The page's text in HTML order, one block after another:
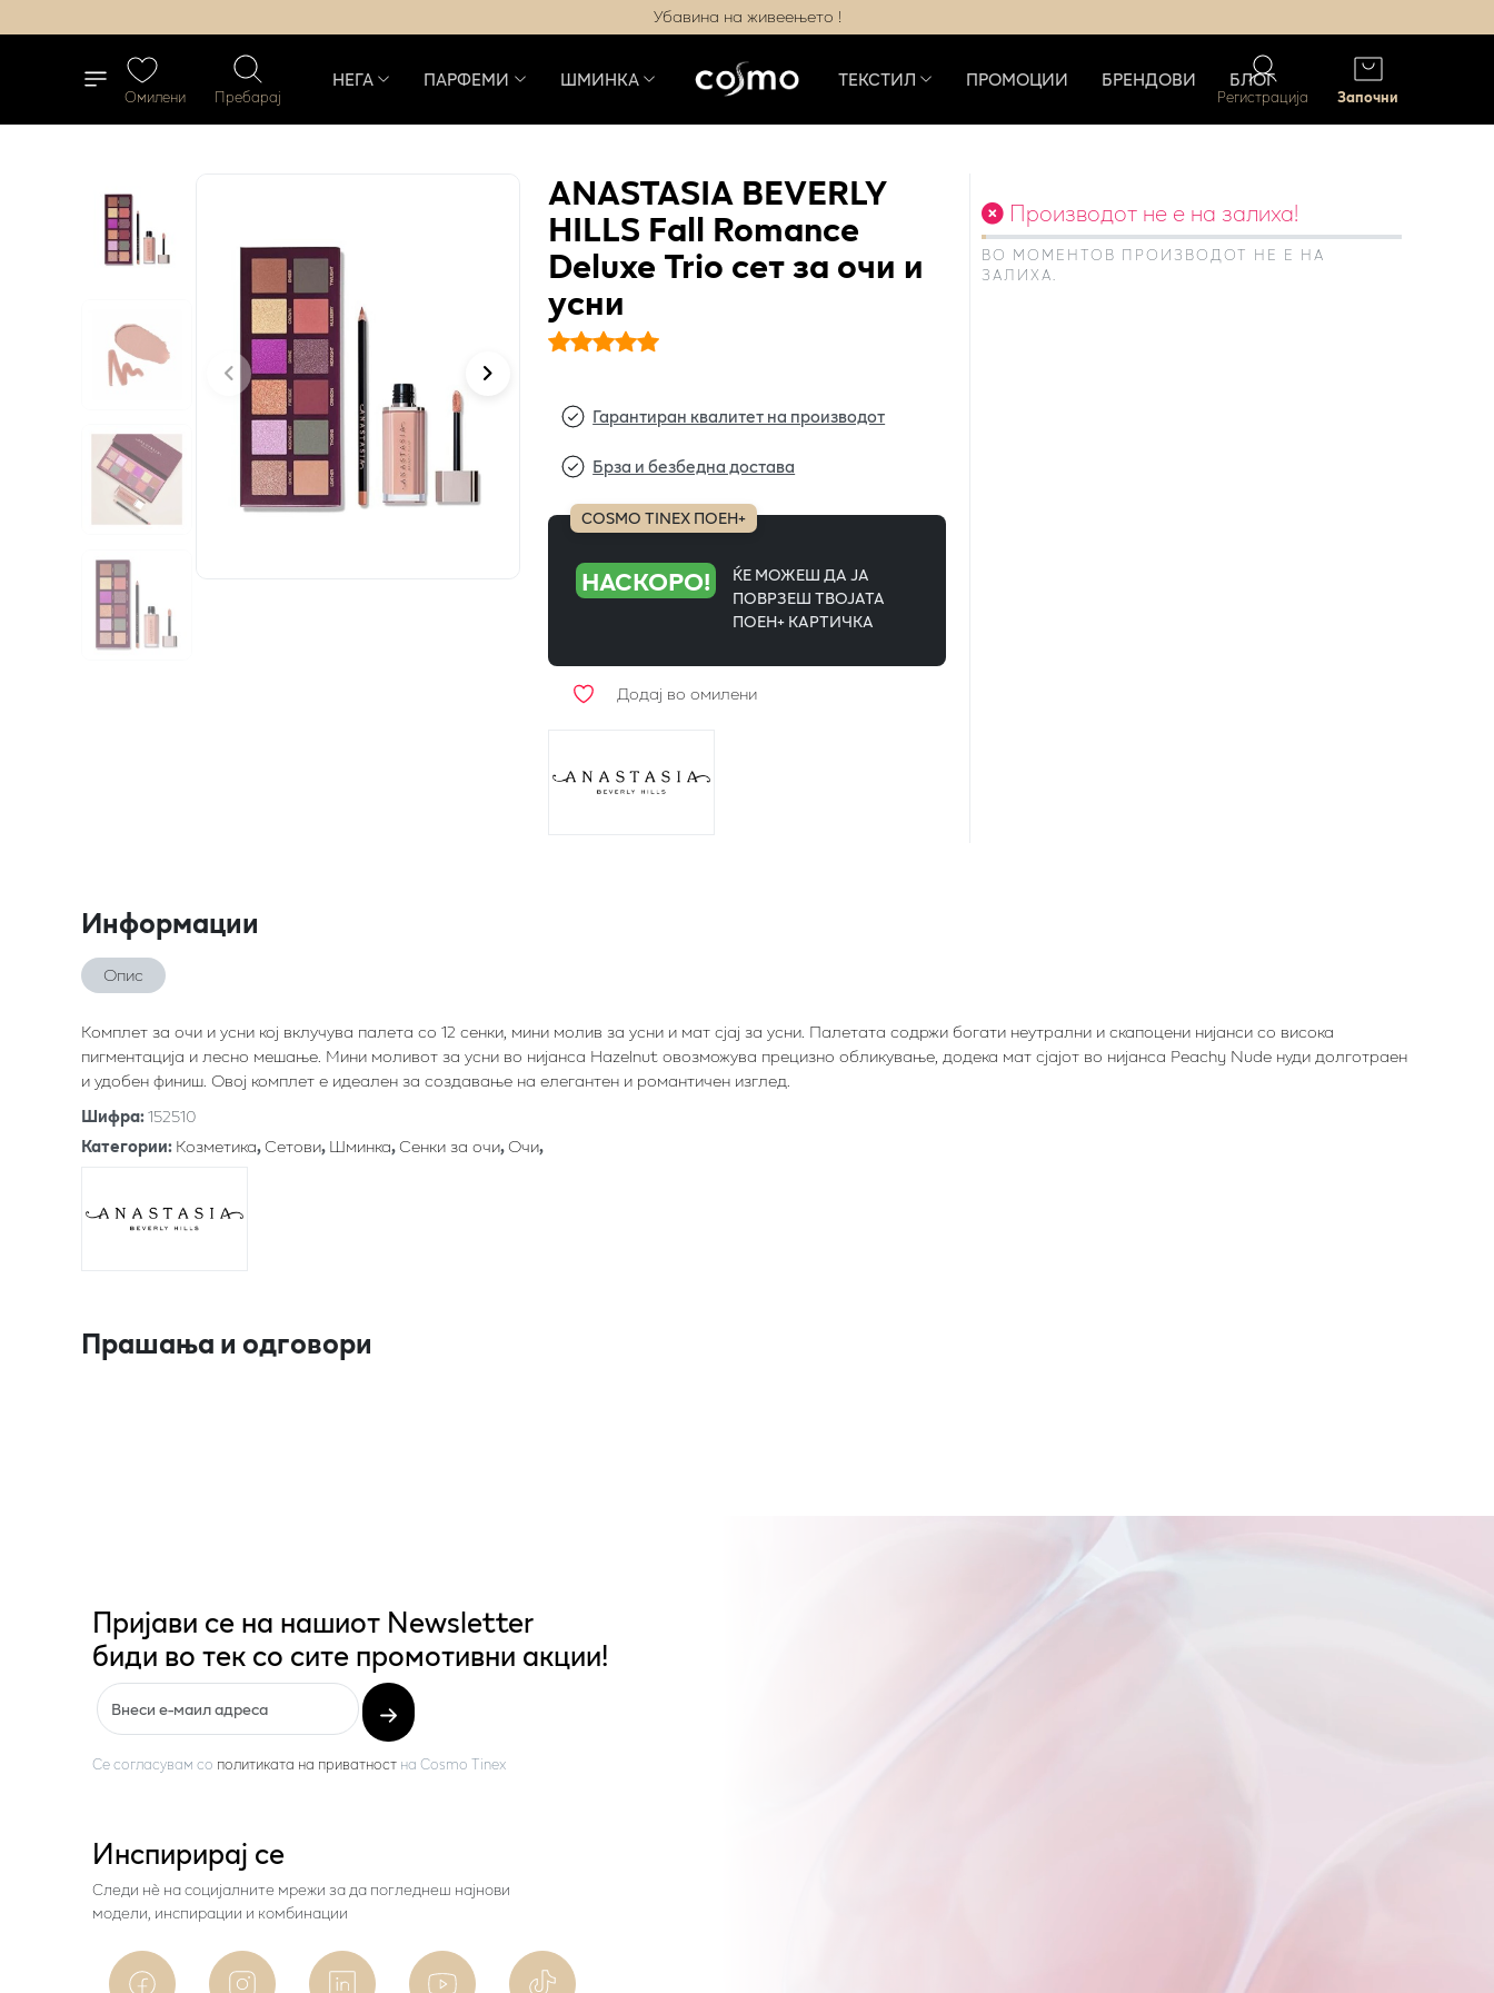
Убавина на живеењето !
Омилени Пребарај
НЕГА ПАРФЕМИ ШМИНКА ТЕКСТИЛ ПРОМОЦИИ БРЕНДОВИ БЛОГ
Регистрација Започни
ANASTASIA BEVERLY
HILLS Fall Romance
Deluxe Trio сет за очи и
усни
Гарантиран квалитет на производот
Брза и безбедна достава
COSMO TINEX ПОЕН+
НАСКОРО!
ЌЕ МОЖЕШ ДА ЈА
ПОВРЗЕШ ТВОЈАТА
ПОЕН+ КАРТИЧКА
Додај во омилени
Производот не е на залиха!
ВО МОМЕНТОВ ПРОИЗВОДОТ НЕ Е НА
ЗАЛИХА.
Информации
Опис
Комплет за очи и усни кој вклучува палета со 12 сенки, мини молив за усни и мат сјај за усни. Палетата содржи богати неутрални и скапоцени нијанси со висока
пигментација и лесно мешање. Мини моливот за усни во нијанса Hazelnut овозможува прецизно обликување, додека мат сјајот во нијанса Peachy Nude нуди долготраен
и удобен финиш. Овој комплет е идеален за создавање на елегантен и романтичен изглед.
Шифра:152510
Категории:Козметика,Сетови,Шминка,Сенки за очи,Очи,
Прашања и одговори
Пријави се на нашиот Newsletter
биди во тек со сите промотивни акции!
Се согласувам со политиката на приватност на Cosmo Tinex
Инспирирај се
Следи нѐ на социјалните мрежи за да погледнеш најнови
модели, инспирации и комбинации